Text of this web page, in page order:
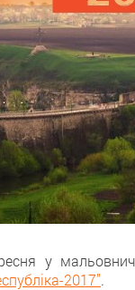
у
2017”.